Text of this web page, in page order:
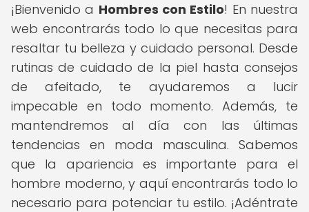
¡Bienvenido a Hombres con Estilo! En nuestra
web encontrarás todo lo que necesitas para
resaltar tu belleza y cuidado personal. Desde
rutinas de cuidado de la piel hasta consejos
de afeitado, te ayudaremos a lucir
impecable en todo momento. Además, te
mantendremos al día con las últimas
tendencias en moda masculina. Sabemos
que la apariencia es importante para el
hombre moderno, y aquí encontrarás todo lo
necesario para potenciar tu estilo. ¡Adéntrate